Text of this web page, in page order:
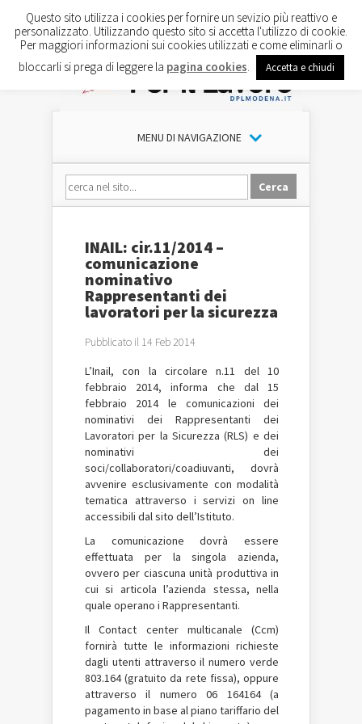
MENU DI NAVIGAZIONE
INAIL: cir.11/2014 –
comunicazione
nominativo
Rappresentanti dei
lavoratori per la sicurezza
Pubblicato il 14 Feb 2014
L’Inail, con la circolare n.11 del 10
febbraio 2014, informa che dal 15
febbraio 2014 le comunicazioni dei
nominativi dei Rappresentanti dei
Lavoratori per la Sicurezza (RLS) e dei
nominativi dei
soci/collaboratori/coadiuvanti, dovrà
avvenire esclusivamente con modalità
tematica attraverso i servizi on line
accessibili dal sito dell’Istituto.
La comunicazione dovrà essere
effettuata per la singola azienda,
ovvero per ciascuna unità produttiva in
cui si articola l’azienda stessa, nella
quale operano i Rappresentanti.
Il Contact center multicanale (Ccm)
fornirà tutte le informazioni richieste
dagli utenti attraverso il numero verde
803.164 (gratuito da rete fissa), oppure
attraverso il numero 06 164164 (a
pagamento in base al piano tariffario del
Questo sito utilizza i cookies per fornire un sevizio più reattivo e
personalizzato. Utilizzando questo sito si accetta l'utilizzo di cookie.
Per maggiori informazioni sui cookies utilizzati e come eliminarli o
bloccarli si prega di leggere la pagina cookies Accetta e chiudi